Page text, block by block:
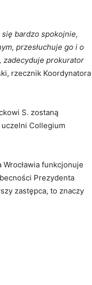
się bardzo spokojnie,
przesłuchuje go i o
zadecyduje prokurator
rzecznik Koordynatora
S. zostaną
Collegium
funkcjonuje
Prezydenta
zastępca, to znaczy